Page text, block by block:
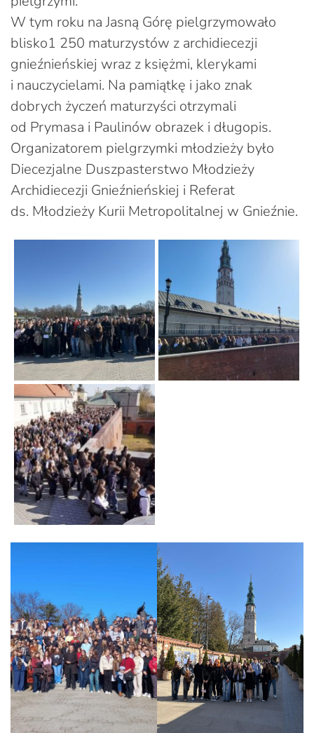
W tym roku na Jasną Górę pielgrzymowało
blisko1 250 maturzystów z archidiecezji
gnieźnieńskiej wraz z księżmi, klerykami
i nauczycielami. Na pamiątkę i jako znak
dobrych życzeń maturzyści otrzymali
od Prymasa i Paulinów obrazek i długopis.
Organizatorem pielgrzymki młodzieży było
Diecezjalne Duszpasterstwo Młodzieży
Archidiecezji Gnieźnieńskiej i Referat
ds. Młodzieży Kurii Metropolitalnej w Gnieźnie.